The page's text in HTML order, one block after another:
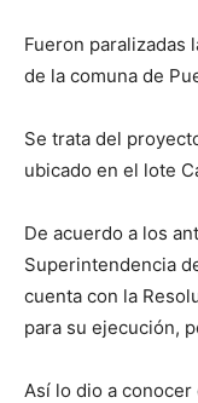
Fueron paralizadas
de la comuna de
Se trata del
ubicado en el lote
De acuerdo a los
Superintendencia
cuenta con la
para su ejecución,
Así lo dio a